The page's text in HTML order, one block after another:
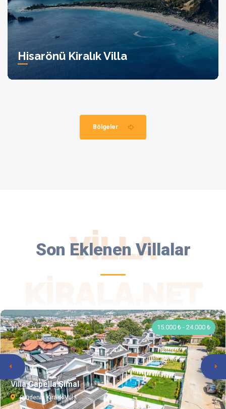
Hisarönü Kiralık Villa
Bölgeler
Son Eklenen Villalar
VILLA
15.000 ₺ - 24.000 ₺
Villa Capella Şimal
Ölüdeniz Kiralık Villa